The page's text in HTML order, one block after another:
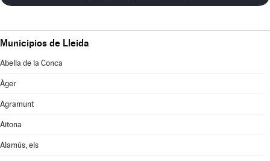
Municipios de Lleida
Abella de la Conca
Àger
Agramunt
Aitona
Alamús, els